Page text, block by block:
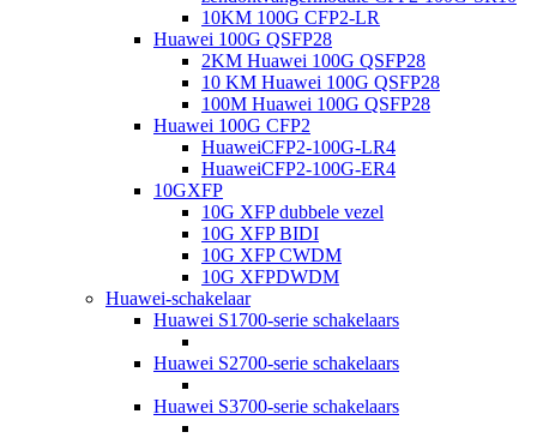
10KM 100G CFP2-LR
Huawei 100G QSFP28
2KM Huawei 100G QSFP28
10 KM Huawei 100G QSFP28
100M Huawei 100G QSFP28
Huawei 100G CFP2
HuaweiCFP2-100G-LR4
HuaweiCFP2-100G-ER4
10GXFP
10G XFP dubbele vezel
10G XFP BIDI
10G XFP CWDM
10G XFPDWDM
Huawei-schakelaar
Huawei S1700-serie schakelaars
Huawei S2700-serie schakelaars
Huawei S3700-serie schakelaars